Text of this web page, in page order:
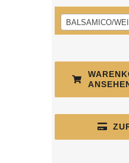
BALSAMICO/